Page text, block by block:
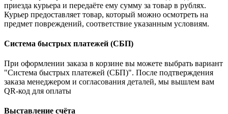
приезда курьера и передаёте ему сумму за товар в рублях.
Курьер предоставляет товар, который можно осмотреть на
предмет повреждений, соответствие указанным условиям.
Система быстрых платежей (СБП)
При оформлении заказа в корзине вы можете выбрать вариант
"Система быстрых платежей (СБП)". После подтверждения
заказа менеджером и согласования деталей, мы вышлем вам
QR-код для оплаты
Выставление счёта